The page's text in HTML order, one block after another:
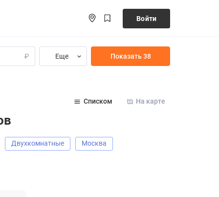
Войти
₽ Еще Показать 38
Списком На карте
Двухкомнатные Москва